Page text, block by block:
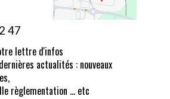
47
lettre d'infos
actualités : nouveaux
règlementation ... etc